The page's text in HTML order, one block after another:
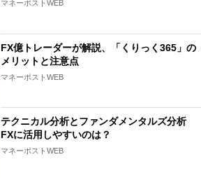
マネーポストWEB
FX億トレーダーが解説、「くりっく365」の
メリットと注意点
マネーポストWEB
テクニカル分析とファンダメンタルズ分析
FXに活用しやすいのは？
マネーポストWEB